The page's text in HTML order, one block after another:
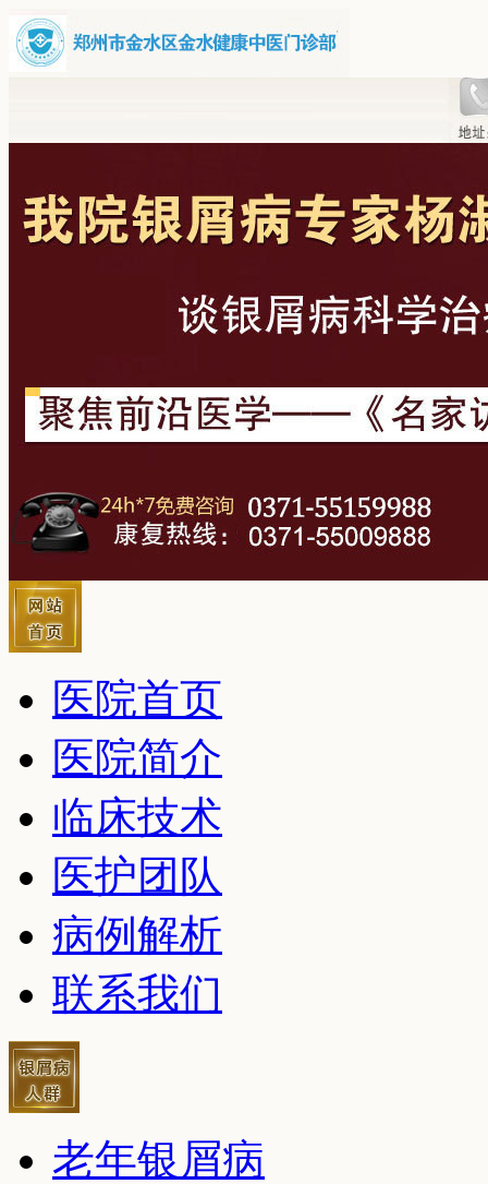
医院首页
医院简介
临床技术
医护团队
病例解析
联系我们
老年银屑病